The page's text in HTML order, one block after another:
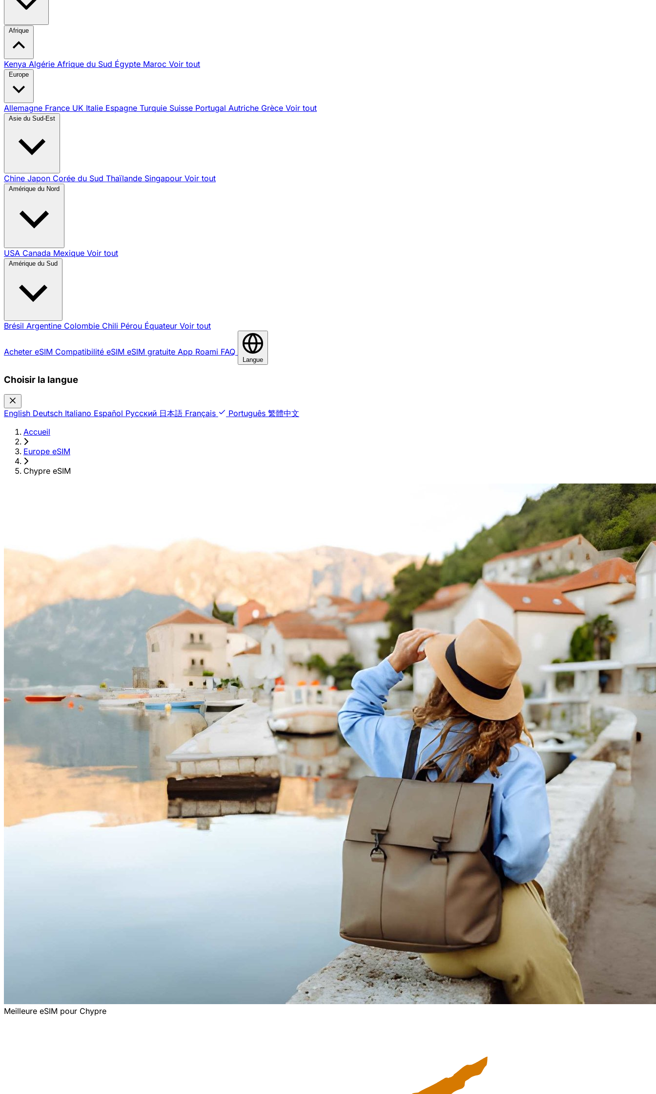
Afrique
Kenya Algérie Afrique du Sud Égypte Maroc Voir tout
Europe
Allemagne France UK Italie Espagne Turquie Suisse Portugal Autriche Grèce Voir tout
Asie du Sud-Est
Chine Japon Corée du Sud Thaïlande Singapour Voir tout
Amérique du Nord
USA Canada Mexique Voir tout
Amérique du Sud
Brésil Argentine Colombie Chili Pérou Équateur Voir tout
Acheter eSIM Compatibilité eSIM eSIM gratuite App Roami FAQ
Langue
Choisir la langue
English Deutsch Italiano Español Русский 日本語 Français Português 繁體中文
Accueil
›
Europe eSIM
›
Chypre eSIM
Meilleure eSIM pour Chypre